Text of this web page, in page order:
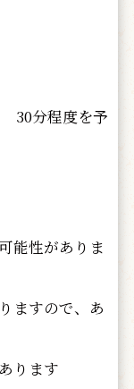
30分程度を予
能性がありま
ますので、あ
ります